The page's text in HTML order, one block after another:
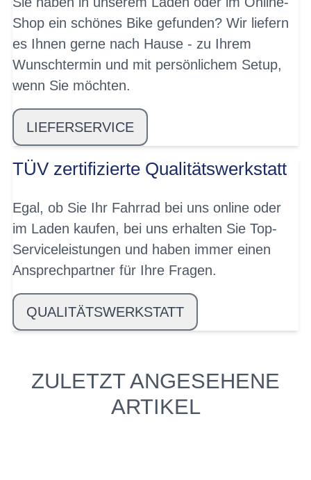
Shop ein schönes Bike gefunden? Wir liefern
es Ihnen gerne nach Hause - zu Ihrem
Wunschtermin und mit persönlichem Setup,
wenn Sie möchten.
LIEFERSERVICE
TÜV zertifizierte Qualitätswerkstatt
Egal, ob Sie Ihr Fahrrad bei uns online oder
im Laden kaufen, bei uns erhalten Sie Top-
Serviceleistungen und haben immer einen
Ansprechpartner für Ihre Fragen.
QUALITÄTSWERKSTATT
ZULETZT ANGESEHENE
ARTIKEL